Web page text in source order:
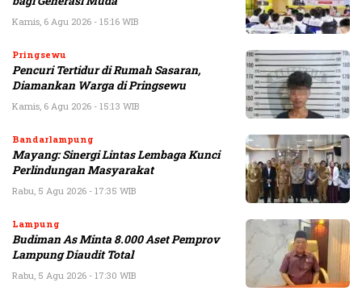
Kamis, 6 Agu 2026 - 15:16 WIB
Pringsewu
Pencuri Tertidur di Rumah Sasaran,
Diamankan Warga di Pringsewu
Kamis, 6 Agu 2026 - 15:13 WIB
Bandarlampung
Mayang: Sinergi Lintas Lembaga Kunci
Perlindungan Masyarakat
Rabu, 5 Agu 2026 - 17:35 WIB
Lampung
Budiman As Minta 8.000 Aset Pemprov
Lampung Diaudit Total
Rabu, 5 Agu 2026 - 17:30 WIB